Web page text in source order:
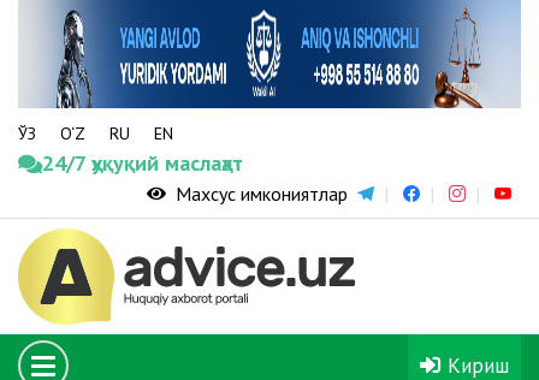
ЎЗ O‘Z RU EN
24/7 ҳуқуқий маслаҳат
Махсус имкониятлар
Кириш